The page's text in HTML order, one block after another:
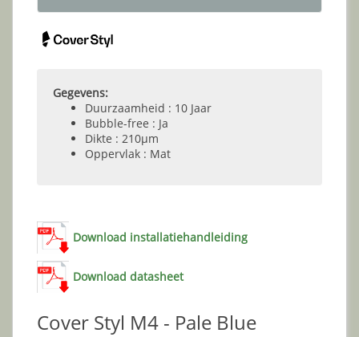
Gegevens:
Duurzaamheid : 10 Jaar
Bubble-free : Ja
Dikte : 210µm
Oppervlak : Mat
Download installatiehandleiding
Download datasheet
Cover Styl M4 - Pale Blue